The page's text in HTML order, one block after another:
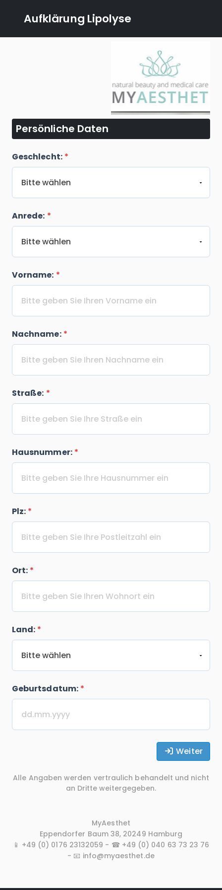
Aufklärung Lipolyse
Persönliche Daten
Geschlecht: *
Anrede: *
Vorname: *
Nachname: *
Straße: *
Hausnummer: *
Plz: *
Ort: *
Land: *
Geburtsdatum: *
Weiter
Alle Angaben werden vertraulich behandelt und nicht
an Dritte weitergegeben.
MyAesthet
Eppendorfer Baum 38, 20249 Hamburg
📱 +49 (0) 0176 23132059 - ☎ +49 (0) 040 63 73 23 76
- 📧 info@myaesthet.de